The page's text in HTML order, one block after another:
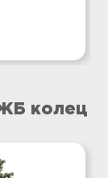
колец